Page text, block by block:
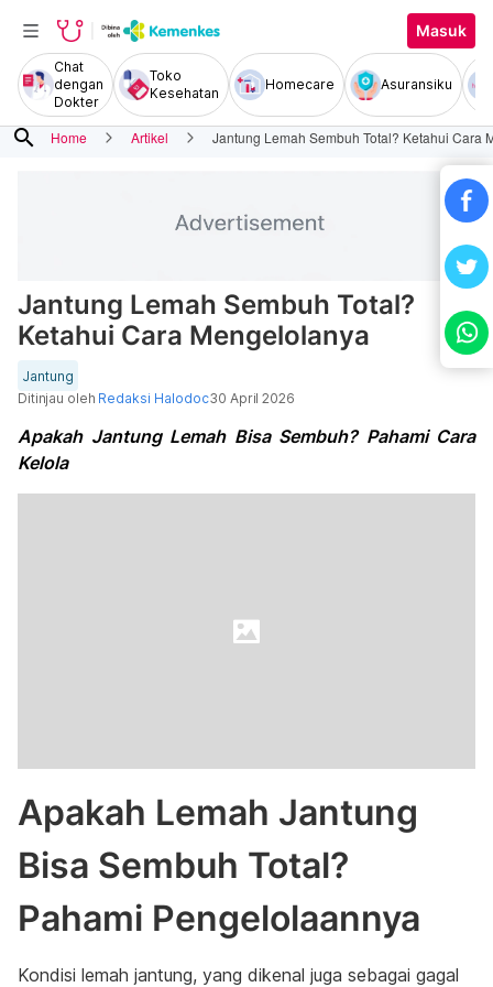
Masuk
Chat
dengan
Dokter
Toko
Kesehatan
Homecare Asuransiku
search Home Artikel Jantung Lemah Sembuh Total? Ketahui Cara
Jantung Lemah Sembuh Total?
Ketahui Cara Mengelolanya
Jantung
Ditinjau oleh Redaksi Halodoc30 April 2026
Apakah Jantung Lemah Bisa Sembuh? Pahami Cara
Kelola
Apakah Lemah Jantung
Bisa Sembuh Total?
Pahami Pengelolaannya
Kondisi lemah jantung, yang dikenal juga sebagai gagal